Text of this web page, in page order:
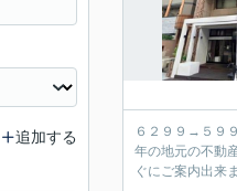
６２９９→５９
年の地元の不動
追加する